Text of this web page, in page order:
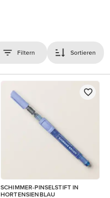
Filtern Sortieren
SCHIMMER-PINSELSTIFT IN
HORTENSIENBLAU